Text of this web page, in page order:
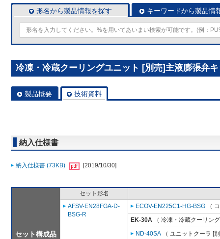
形名から製品情報を探す キーワードから製品情
冷凍・冷蔵クーリングユニット [別売]主液膨張弁
製品概要 技術資料
納入仕様書
納入仕様書 (73KB) [2019/10/30]
セット構成品
セット形名
AFSV-EN28FGA-D-
BSG-R
ECOV-EN225C1-HG-BSG （
EK-30A （ 冷凍・冷蔵クーリン
ND-40SA （ ユニットクーラ [